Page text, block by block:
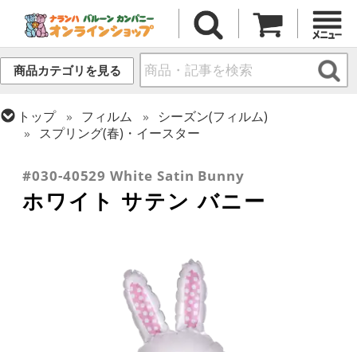
商品カテゴリを見る
トップ フィルム
シーズン(フィルム)
スプリング(春)・イースター
#030-40529 White Satin Bunny
ホワイト サテン バニー